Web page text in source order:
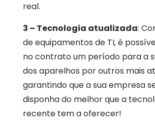
real.
3 – Tecnologia atualizada:
de equipamentos de TI, é
no contrato um período para a
dos aparelhos por outros mais
garantindo que a sua empresa
disponha do melhor que a
recente tem a oferecer!